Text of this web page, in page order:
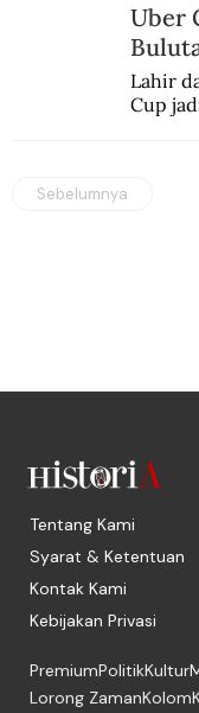
Uber
Lahir
Cup
Sebelumnya
Tentang Kami
Syarat & Ketentuan
Kontak Kami
Kebijakan Privasi
PremiumPolitikKultur
Lorong ZamanKolom